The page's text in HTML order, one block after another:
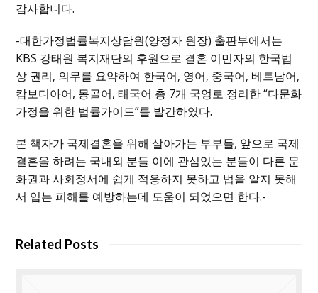
감사합니다.
-대한가정법률복지상담원(양정자 원장) 출판부에서는
KBS 강태원 복지재단의 후원으로 결혼 이민자의 한국법
상 권리, 의무를 요약하여 한국어, 영어, 중국어, 베트남어,
캄보디아어, 몽골어, 태국어 총 7개 국엉로 정리한 “다문화
가정을 위한 법률가이드”를 발간하였다.
본 책자가 국제결혼을 위해 살아가는 부부들, 앞으로 국제
결혼을 하려는 국내외 분들 이에 관심있는 분들이 다른 문
화권과 사회정서에 쉽게 적응하지 못하고 법을 알지 못해
서 입는 피해를 예방하는데 도움이 되었으면 한다.-
Related Posts